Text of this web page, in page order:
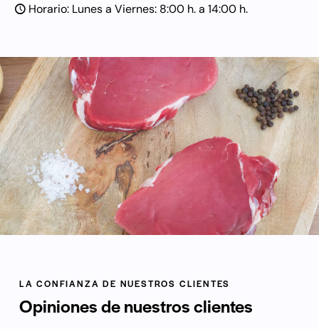
Horario: Lunes a Viernes: 8:00 h. a 14:00 h.
LA CONFIANZA DE NUESTROS CLIENTES
Opiniones de nuestros clientes